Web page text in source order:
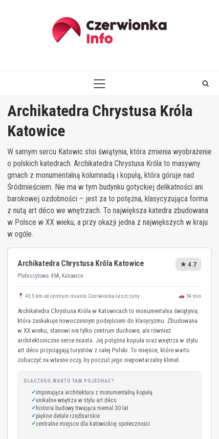
PRIMARY
Archikatedra Chrystusa Króla
Katowice
W samym sercu Katowic stoi świątynia, która zmienia wyobrażenie
o polskich katedrach. Archikatedra Chrystusa Króla to masywny
gmach z monumentalną kolumnadą i kopułą, która góruje nad
Śródmieściem. Nie ma w tym budynku gotyckiej delikatności ani
barokowej ozdobności – jest za to potężna, klasycyzująca forma
z nutą art déco we wnętrzach. To największa katedra zbudowana
w Polsce w XX wieku, a przy okazji jedna z największych w kraju
w ogóle.
Archikatedra Chrystusa Króla Katowice
Plebiscytowa 49A, Katowice
★ 4.7
43.5 km od centrum miasta Czerwionka-Leszczyny 34 min
Archikatedra Chrystusa Króla w Katowicach to monumentalna świątynia,
która zaskakuje nowoczesnym podejściem do klasycyzmu. Zbudowana
w XX wieku, stanowi nie tylko centrum duchowe, ale również
architektoniczne serce miasta. Jej potężna kopuła oraz wnętrza w stylu
art déco przyciągają turystów z całej Polski. To miejsce, które warto
zobaczyć na własne oczy, by poczuć jego niepowtarzalny klimat.
DLACZEGO WARTO TAM POJECHAĆ?
imponująca architektura z monumentalną kopułą
unikalne wnętrza w stylu art déco
historia budowy trwająca niemal 30 lat
piękne detale rzeźbiarskie
centralne miejsce dla katowickiej społeczności